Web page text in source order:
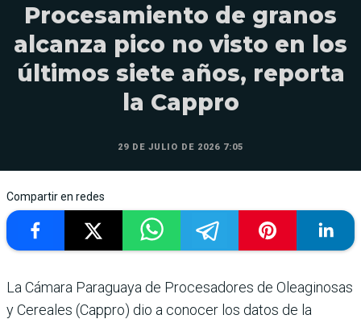
Procesamiento de granos
alcanza pico no visto en los
últimos siete años, reporta
la Cappro
29 DE JULIO DE 2026 7:05
Compartir en redes
La Cámara Paraguaya de Procesadores de Oleaginosas
y Cereales (Cappro) dio a conocer los datos de la